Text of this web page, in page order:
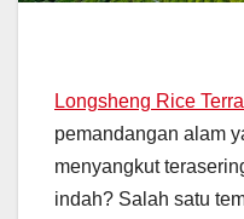
Longsheng Rice
pemandangan alam
menyangkut
indah? Salah satu